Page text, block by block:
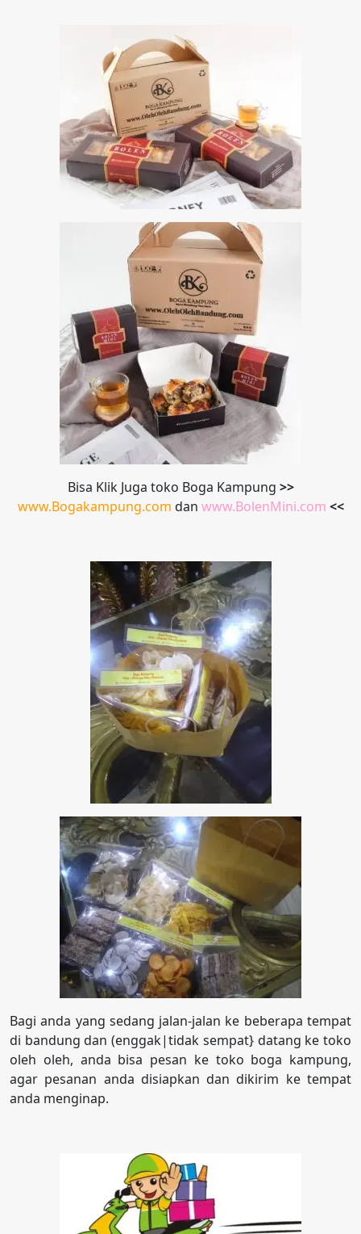
Bisa Klik Juga toko Boga Kampung >>
www.Bogakampung.com dan www.BolenMini.com <<
Bagi anda yang sedang jalan-jalan ke beberapa tempat
di bandung dan (enggak|tidak sempat} datang ke toko
oleh oleh, anda bisa pesan ke toko boga kampung,
agar pesanan anda disiapkan dan dikirim ke tempat
anda menginap.